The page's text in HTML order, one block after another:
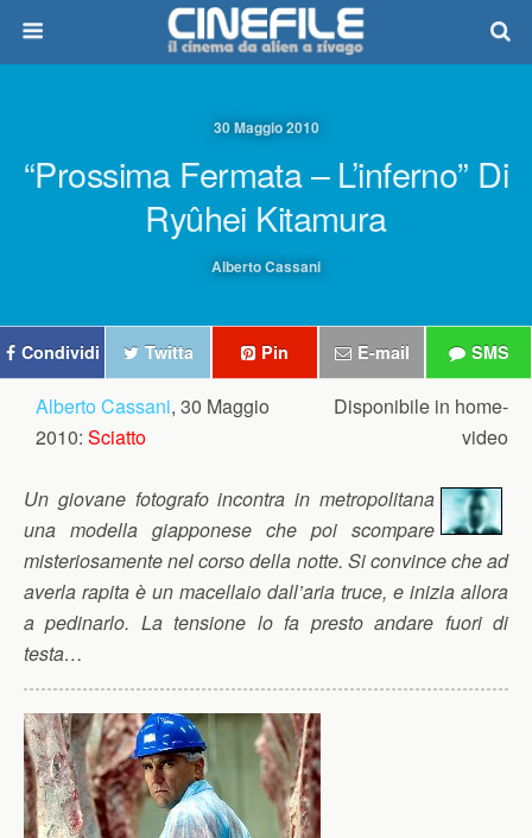
30 Maggio 2010
“Prossima Fermata – L’inferno” Di
Ryûhei Kitamura
Alberto Cassani
Condividi Twitta Pin E-mail SMS
Alberto Cassani, 30 Maggio
2010: Sciatto
Disponibile in home-
video
Un giovane fotografo incontra in metropolitana
una modella giapponese che poi scompare
misteriosamente nel corso della notte. Si convince che ad
averla rapita è un macellaio dall’aria truce, e inizia allora
a pedinarlo. La tensione lo fa presto andare fuori di
testa…